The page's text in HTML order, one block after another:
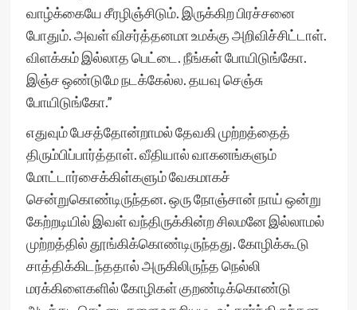
வாழ்க்கையே சீரழிஞ்சிடும். இருக்கிற பிரச்சனை
போதும். அவள் விசர்த்தனமா உமக்கு அறிவிச்சிட்டாள்.
விளக்கம் இல்லாத பெட்டை. நீங்கள் போயிடுங்கோ.
இஞ்ச ஒண்டுமே நடக்கேல்ல. தயவு செஞ்சு
போயிடுங்கோ.”
எதுவும் பேசத்தோன்றாமல் தேவகி முற்றத்தைத்
திரும்பிப்பார்த்தாள். வீதியால் வாகனங்களும்
மோட்டார்சைக்கிள்களும் வேகமாகச்
சென்றுகொண்டிருந்தன. ஒரு நோஞ்சான் நாய் ஒன்று
கேற்றடியில் இவள் வந்திருக்கின்ற சிலமனே இல்லாமல்
முற்றத்தில் தூங்கிக்கொண்டிருந்தது. கோழிக்கூடு
சாத்திக்கிடந்ததால் அருகிலிருந்த நெல்லி
மரக்கிளைகளில் கோழிகள் குறண்டிக்கொண்டு